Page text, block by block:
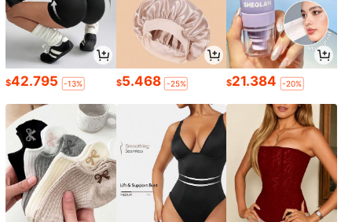
$42.795 -13% $5.468 -25% $21.384 -20%